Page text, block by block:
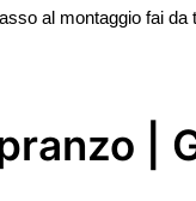
al montaggio fai da
|